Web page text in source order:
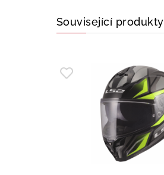
Související produkty